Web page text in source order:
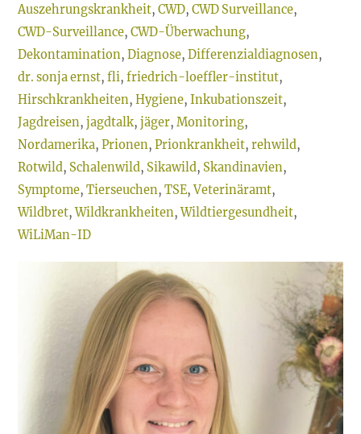
Auszehrungskrankheit,CWD,CWD Surveillance,
CWD-Surveillance,CWD-Überwachung,
Dekontamination,Diagnose,Differenzialdiagnosen,
dr. sonja ernst,fli,friedrich-loeffler-institut,
Hirschkrankheiten,Hygiene,Inkubationszeit,
Jagdreisen,jagdtalk,jäger,Monitoring,
Nordamerika,Prionen,Prionkrankheit,rehwild,
Rotwild, Schalenwild, Sikawild, Skandinavien,
Symptome,Tierseuchen,TSE,Veterinäramt,
Wildbret,Wildkrankheiten,Wildtiergesundheit,
WiLiMan-ID